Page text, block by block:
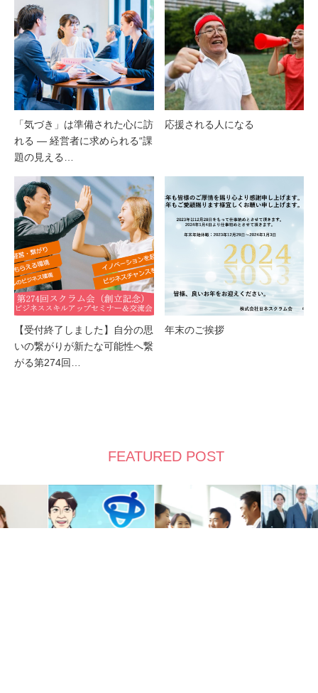
「気づき」は準備された心に訪
れる ― 経営者に求められる“課
題の見える…
応援される人になる
【受付終了しました】自分の思
いの繋がりが新たな可能性へ繋
がる第274回…
年末のご挨拶
FEATURED POST